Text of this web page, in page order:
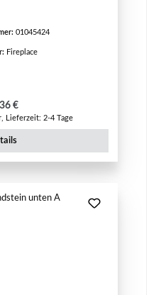
01045424
Fireplace
Preis:
€
Lieferzeit: 2-4 Tage